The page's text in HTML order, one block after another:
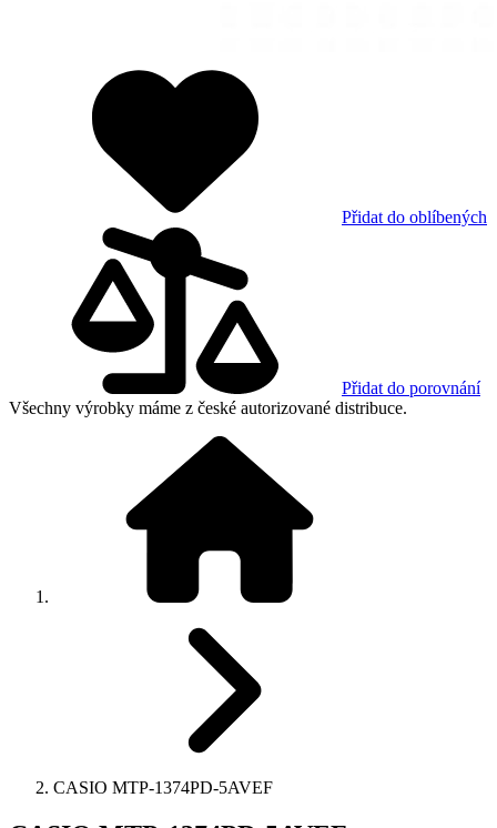
Přidat do oblíbených
Přidat do porovnání
Všechny výrobky máme z české autorizované distribuce.
CASIO MTP-1374PD-5AVEF